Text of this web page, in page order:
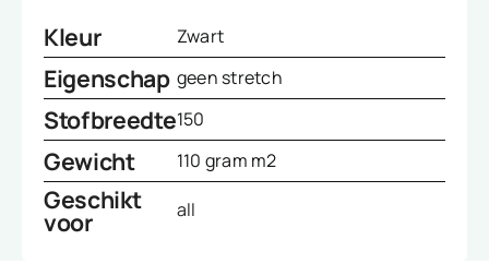
Kleur Zwart
Eigenschap geen stretch
Stofbreedte150
Gewicht 110 gram m2
Geschikt
voor all